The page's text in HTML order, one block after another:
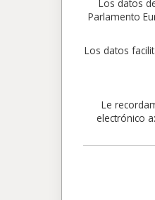
Los datos
Parlamento
Los datos
Le
electrónico